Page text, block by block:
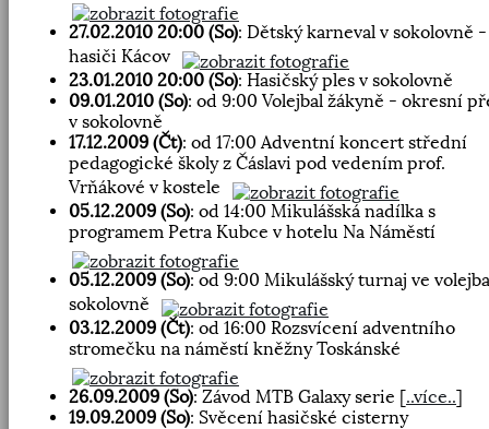
27.02.2010 20:00 (So): Dětský karneval v sokolovně -
hasiči Kácov
23.01.2010 20:00 (So): Hasičský ples v sokolovně
09.01.2010 (So): od 9:00 Volejbal žákyně - okresní
v sokolovně
17.12.2009 (Čt): od 17:00 Adventní koncert střední
pedagogické školy z Čáslavi pod vedením prof.
Vrňákové v kostele
05.12.2009 (So): od 14:00 Mikulášská nadílka s
programem Petra Kubce v hotelu Na Náměstí
05.12.2009 (So): od 9:00 Mikulášský turnaj ve
sokolovně
03.12.2009 (Čt): od 16:00 Rozsvícení adventního
stromečku na náměstí kněžny Toskánské
26.09.2009 (So): Závod MTB Galaxy serie [..více..]
19.09.2009 (So): Svěcení hasičské cisterny